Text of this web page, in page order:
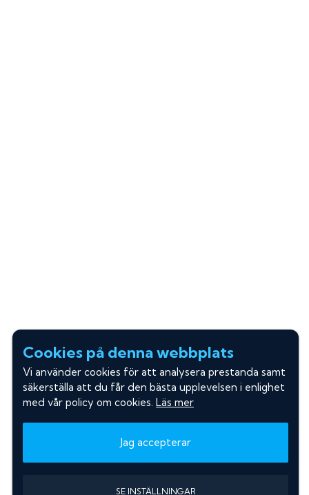
Cookies på denna webbplats
Vi använder cookies för att analysera prestanda samt
säkerställa att du får den bästa upplevelsen i enlighet
med vår policy om cookies. Läs mer
Jag accepterar
SE INSTÄLLNINGAR